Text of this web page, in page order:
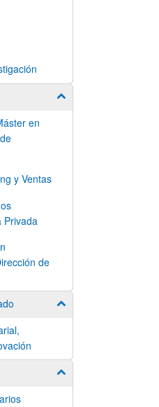
Mostrar/ocultar
en
y Ventas
Privada
de
Mostrar/ocultar
Mostrar/ocultar